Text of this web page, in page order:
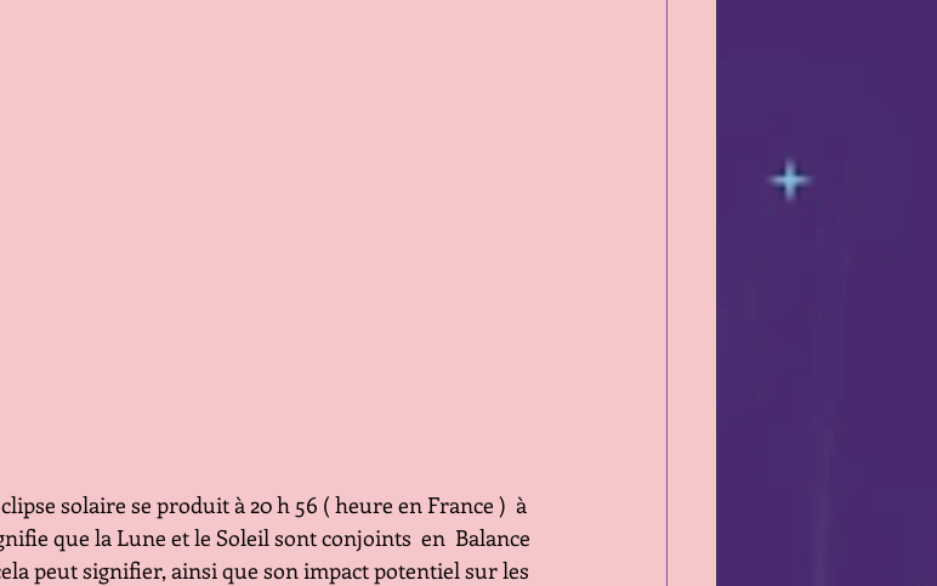
solaire se produit à 20 h 56 ( heure en France )  à
que la Lune et le Soleil sont conjoints  en  Balance
peut signifier, ainsi que son impact potentiel sur les